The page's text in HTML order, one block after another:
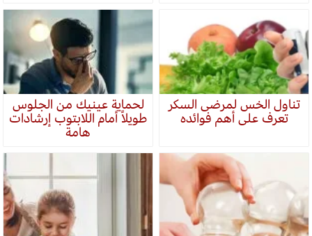
تناول الخس لمرضى السكر
تعرف على أهم فوائده
لحماية عينيك من الجلوس
طويلاً أمام اللابتوب إرشادات
هامة